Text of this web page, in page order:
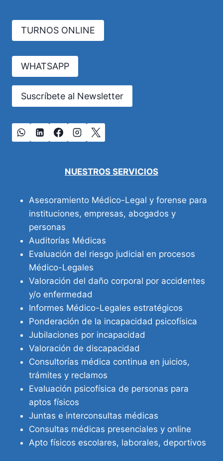
TURNOS ONLINE
WHATSAPP
Suscríbete al Newsletter
NUESTROS SERVICIOS
Asesoramiento Médico-Legal y forense para
instituciones, empresas, abogados y
personas
Auditorías Médicas
Evaluación del riesgo judicial en procesos
Médico-Legales
Valoración del daño corporal por accidentes
y/o enfermedad
Informes Médico-Legales estratégicos
Ponderación de la incapacidad psicofísica
Jubilaciones por incapacidad
Valoración de discapacidad
Consultorías médica continua en juicios,
trámites y reclamos
Evaluación psicofísica de personas para
aptos físicos
Juntas e interconsultas médicas
Consultas médicas presenciales y online
Apto físicos escolares, laborales, deportivos